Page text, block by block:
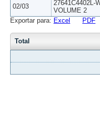
02/03
27641C4402L-
VOLUME 2
Exportar para: Excel PDF
Total